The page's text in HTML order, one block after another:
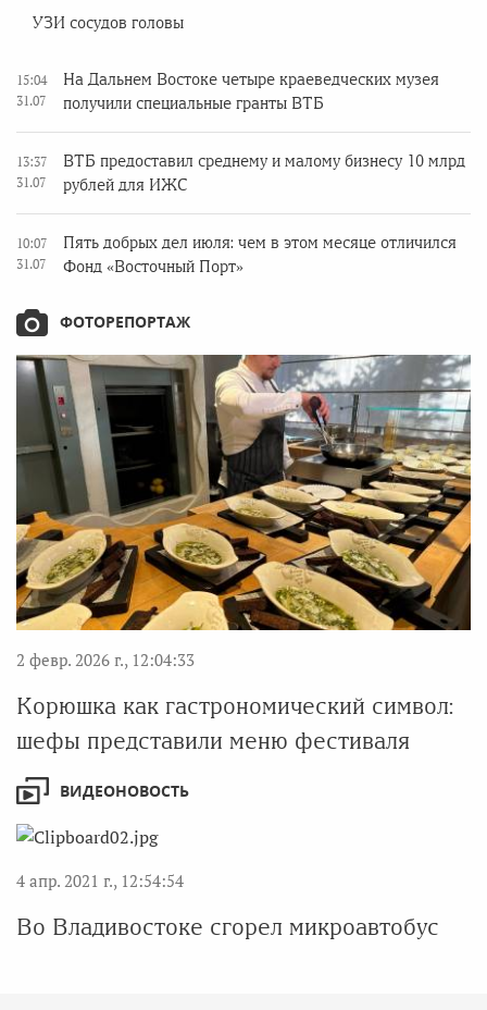
УЗИ сосудов головы
15:04
31.07
На Дальнем Востоке четыре краеведческих музея
получили специальные гранты ВТБ
13:37
31.07
ВТБ предоставил среднему и малому бизнесу 10 млрд
рублей для ИЖС
10:07
31.07
Пять добрых дел июля: чем в этом месяце отличился
Фонд «Восточный Порт»
ФОТОРЕПОРТАЖ
2 февр. 2026 г., 12:04:33
Корюшка как гастрономический символ:
шефы представили меню фестиваля
ВИДЕОНОВОСТЬ
4 апр. 2021 г., 12:54:54
Во Владивостоке сгорел микроавтобус